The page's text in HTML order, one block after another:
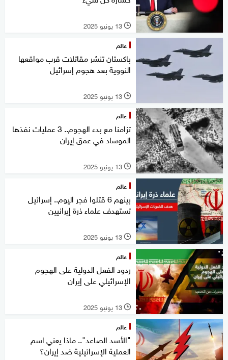
l 13 يونيو 2025
عالم
باكستان تنشر مقاتلات قرب مواقعها
النووية بعد هجوم إسرائيل
l 13 يونيو 2025
عالم
تزامنا مع بدء الهجوم.. 3 عمليات نفذها
الموساد في عمق إيران
l 13 يونيو 2025
عالم
بينهم 6 قتلوا فجر اليوم.. إسرائيل
تستهدف علماء ذرة إيرانيين
l 13 يونيو 2025
عالم
ردود الفعل الدولية على الهجوم
الإسرائيلي على إيران
l 13 يونيو 2025
عالم
"الأسد الصاعد".. ماذا يعني اسم
العملية الإسرائيلية ضد إيران؟